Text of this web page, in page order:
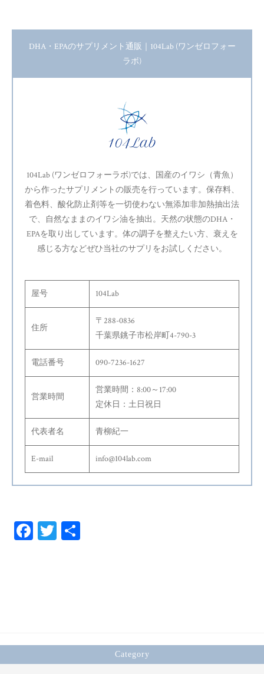
DHA・EPAのサプリメント通販｜104Lab (ワンゼロフォー
ラボ)
104Lab (ワンゼロフォーラボ)では、国産のイワシ（青魚）
から作ったサプリメントの販売を行っています。保存料、
着色料、酸化防止剤等を一切使わない無添加非加熱抽出法
で、自然なままのイワシ油を抽出。天然の状態のDHA・
EPAを取り出しています。体の調子を整えたい方、衰えを
感じる方などぜひ当社のサプリをお試しください。
屋号 104Lab
住所
〒288-0836
千葉県銚子市松岸町4-790-3
電話番号 090-7236-1627
営業時間
営業時間：8:00～17:00
定休日：土日祝日
代表者名 青柳紀一
E-mail info@104lab.com
Fa T
Category